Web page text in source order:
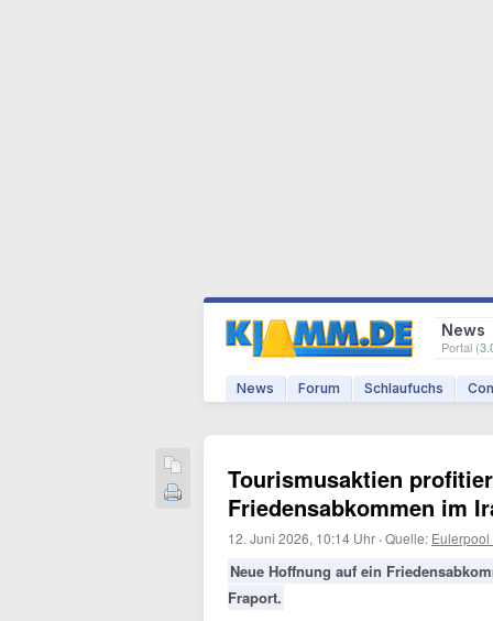
News
Portal (
News Forum Schlaufuchs
Tourismusaktien
Friedensabkommen im
12. Juni 2026, 10:14 Uhr ·Quelle:
Neue Hoffnung auf ein
Fraport.